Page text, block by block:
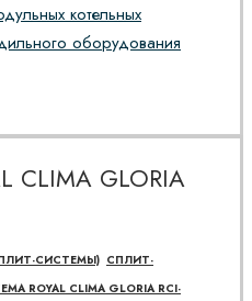
котельных
оборудования
CLIMA GLORIA
СИСТЕМЫ) СПЛИТ-
ROYAL CLIMA GLORIA RCI-